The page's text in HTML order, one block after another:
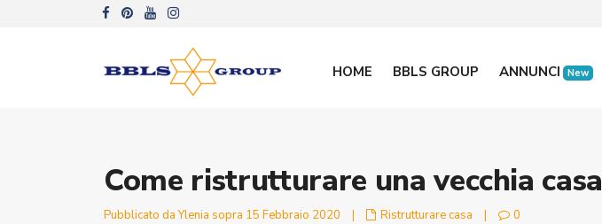
HOME BBLS GROUP ANNUNCI New
Come ristrutturare una vecchia casa
Pubblicato da Ylenia sopra 15 Febbraio 2020 | Ristrutturare casa | 0